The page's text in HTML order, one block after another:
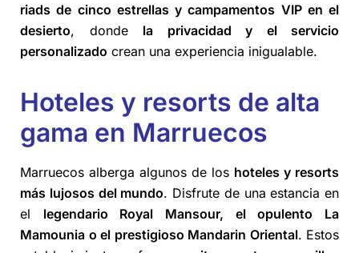
riads de cinco estrellas y campamentos VIP en el
desierto, donde la privacidad y el servicio
personalizado crean una experiencia inigualable.
Hoteles y resorts de alta
gama en Marruecos
Marruecos alberga algunos de los hoteles y resorts
más lujosos del mundo. Disfrute de una estancia en
el legendario Royal Mansour, el opulento La
Mamounia o el prestigioso Mandarin Oriental. Estos